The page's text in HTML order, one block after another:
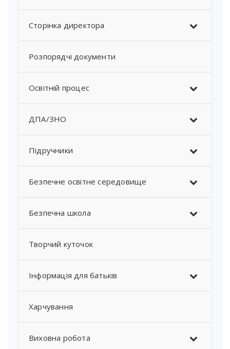
Сторінка директора
Розпорядчі документи
Освітній процес
ДПА/ЗНО
Підручники
Безпечне освітне середовище
Безпечна школа
Творчий куточок
Інформація для батьків
Харчування
Виховна робота